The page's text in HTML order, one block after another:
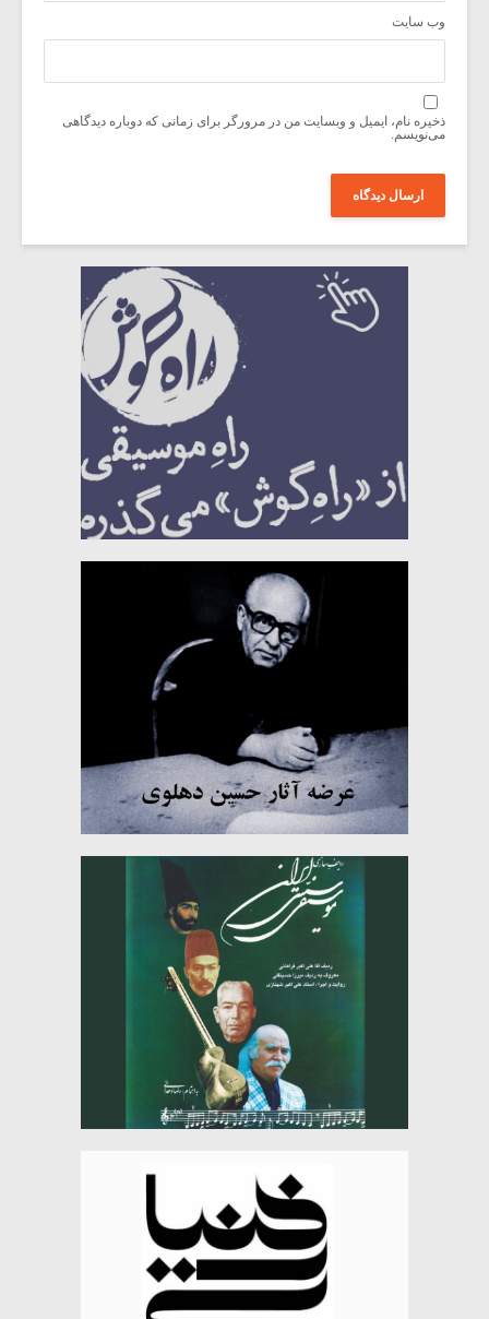
وب‌ سایت
ذخیره نام، ایمیل و وبسایت من در مرورگر برای زمانی که دوباره دیدگاهی
می‌نویسم.